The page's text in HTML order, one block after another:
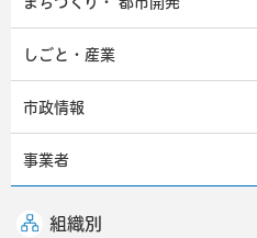
しごと・産業
市政情報
事業者
組織別